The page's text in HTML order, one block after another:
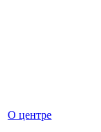
О центре